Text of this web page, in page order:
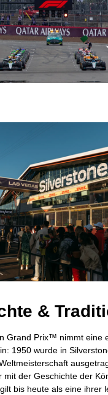
&
Grand Prix™ nimmt eine
1950 wurde in
mit der Geschichte der
bis heute als eine ihrer